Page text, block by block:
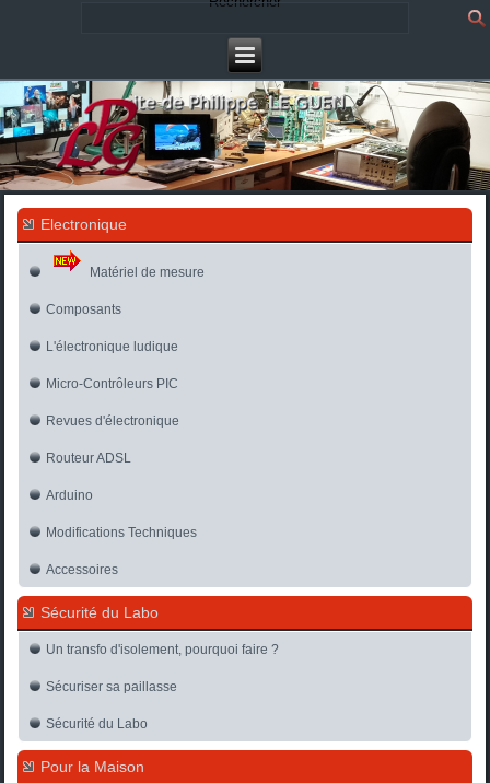
Electronique
Matériel de mesure
Composants
L'électronique ludique
Micro-Contrôleurs PIC
Revues d'électronique
Routeur ADSL
Arduino
Modifications Techniques
Accessoires
Sécurité du Labo
Un transfo d'isolement, pourquoi faire ?
Sécuriser sa paillasse
Sécurité du Labo
Pour la Maison